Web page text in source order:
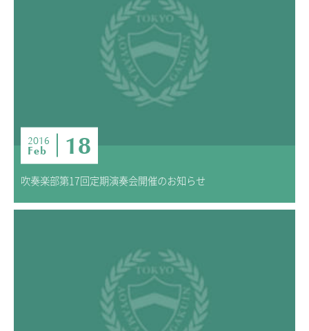
2016
Feb 18
吹奏楽部第17回定期演奏会開催のお知らせ